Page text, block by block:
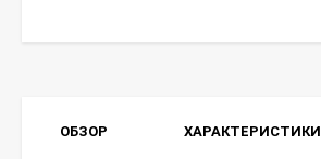
ОБЗОР ХАРАКТЕРИСТИКИ